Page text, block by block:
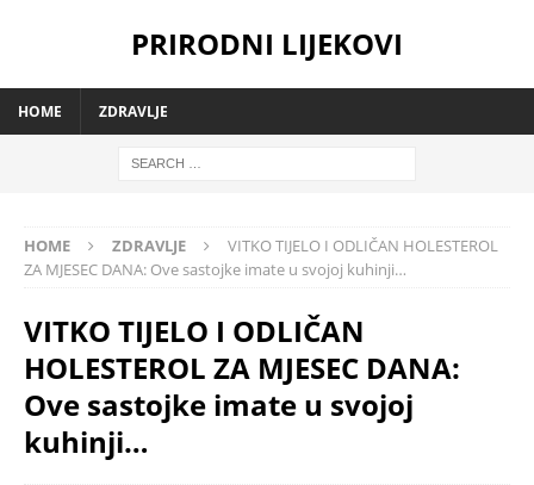
PRIRODNI LIJEKOVI
HOME ZDRAVLJE
HOME ZDRAVLJE
VITKO TIJELO I ODLIČAN HOLESTEROL
ZA MJESEC DANA: Ove sastojke imate u svojoj kuhinji…
VITKO TIJELO I ODLIČAN
HOLESTEROL ZA MJESEC DANA:
Ove sastojke imate u svojoj
kuhinji…